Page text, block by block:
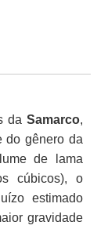
da Samarco,
do gênero da
de lama
cúbicos), o
estimado
gravidade